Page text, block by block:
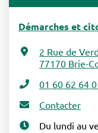
Démarches et
2 Rue de
77170 Brie-
01 60 62 64
Contacter
Du lundi au